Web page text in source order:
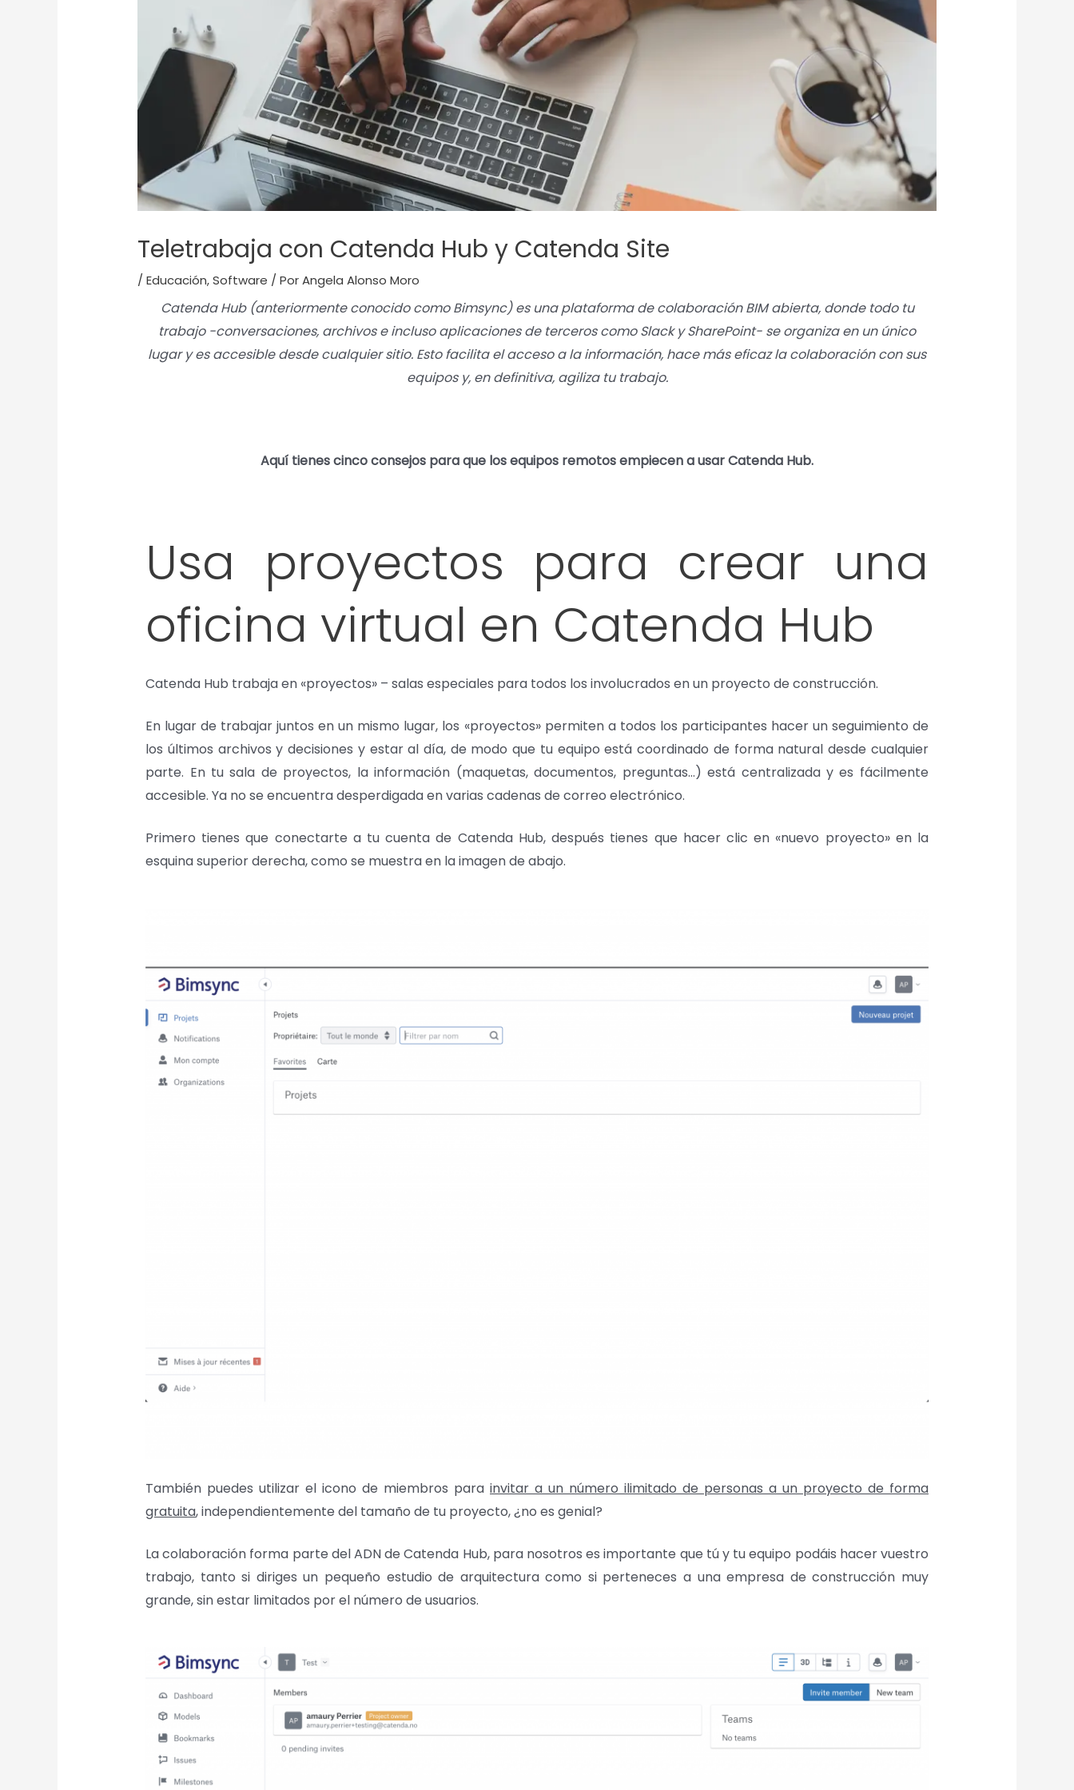
Teletrabaja con Catenda Hub y Catenda Site
/Educación,Software / PorAngela Alonso Moro
Catenda Hub (anteriormente conocido como Bimsync) es una plataforma de colaboración BIM abierta, donde todo tu
trabajo -conversaciones, archivos e incluso aplicaciones de terceros como Slack y SharePoint- se organiza en un único
lugar y es accesible desde cualquier sitio. Esto facilita el acceso a la información, hace más eficaz la colaboración con sus
equipos y, en definitiva, agiliza tu trabajo.
Aquí tienes cinco consejos para que los equipos remotos empiecen a usar Catenda Hub.
Usa proyectos para crear una
oficina virtual en Catenda Hub
Catenda Hub trabaja en «proyectos» – salas especiales para todos los involucrados en un proyecto de construcción.
En lugar de trabajar juntos en un mismo lugar, los «proyectos» permiten a todos los participantes hacer un seguimiento de
los últimos archivos y decisiones y estar al día, de modo que tu equipo está coordinado de forma natural desde cualquier
parte. En tu sala de proyectos, la información (maquetas, documentos, preguntas…) está centralizada y es fácilmente
accesible. Ya no se encuentra desperdigada en varias cadenas de correo electrónico.
Primero tienes que conectarte a tu cuenta de Catenda Hub, después tienes que hacer clic en «nuevo proyecto» en la
esquina superior derecha, como se muestra en la imagen de abajo.
También puedes utilizar el icono de miembros parainvitar a un número ilimitado de personas a un proyecto de forma
gratuita, independientemente del tamaño de tu proyecto, ¿no es genial?
La colaboración forma parte del ADN de Catenda Hub, para nosotros es importante que tú y tu equipo podáis hacer vuestro
trabajo, tanto si diriges un pequeño estudio de arquitectura como si perteneces a una empresa de construcción muy
grande, sin estar limitados por el número de usuarios.